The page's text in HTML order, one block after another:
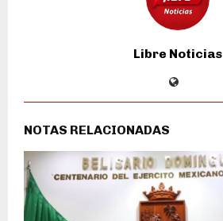
Libre Noticias
NOTAS RELACIONADAS